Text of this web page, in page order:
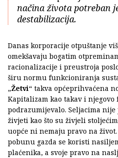
načina života potreban
destabilizacija.
Danas korporacije otpuštanje
omekšavaju bogatim
racionalizacije i preustroja
širu normu funkcioniranja
„Žetvi“ takva općeprihvaćena
Kapitalizam kao takav i
podrazumijevalo. Seljacima nije
živjeti kao što su živjeli
uopće ni nemaju pravo na
pobunu gazda se koristi
plaćenika, a svoje pravo na